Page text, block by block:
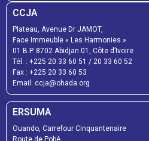
CCJA
Plateau, Avenue Dr JAMOT,
Face Immeuble « Les Harmonies »
01 B.P. 8702 Abidjan 01, Côte d’Ivoire
Tél. : +225 20 33 60 51 / 20 33 60 52
Fax : +225 20 33 60 53
Email: ccja@ohada.org
ERSUMA
Ouando, Carrefour Cinquantenaire
Route de Pobè